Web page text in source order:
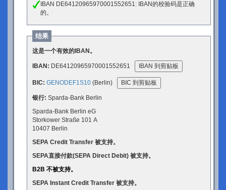
IBAN DE64120965970001552651: IBAN的校验码是正确
的。
结果
这是一个有效的IBAN。
IBAN: DE64120965970001552651 IBAN 到剪贴板
BIC: GENODEF1S10 (Berlin) BIC 到剪贴板
银行: Sparda-Bank Berlin
Sparda-Bank Berlin eG
Storkower Straße 101 A
10407 Berlin
SEPA Credit Transfer 被支持。
SEPA直接付款(SEPA Direct Debit) 被支持。
B2B 不被支持。
SEPA Instant Credit Transfer 被支持。